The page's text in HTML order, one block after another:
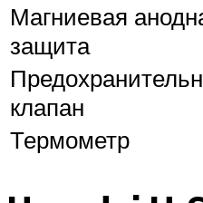
Магниевая
защита
клапан
Термометр